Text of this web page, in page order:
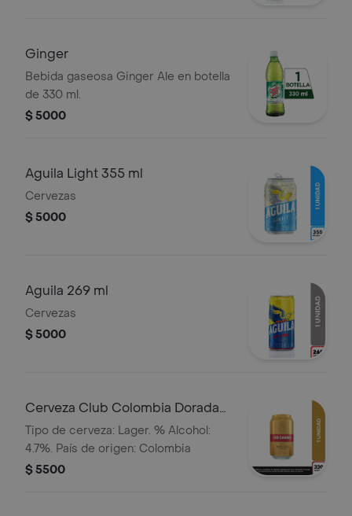
Ginger
Bebida gaseosa Ginger Ale en botella
de 330 ml.
$ 5000
Aguila Light 355 ml
Cervezas
$ 5000
Aguila 269 ml
Cervezas
$ 5000
Cerveza Club Colombia Dorada
Lta 330ml
Tipo de cerveza: Lager. % Alcohol:
4.7%. País de origen: Colombia
$ 5500